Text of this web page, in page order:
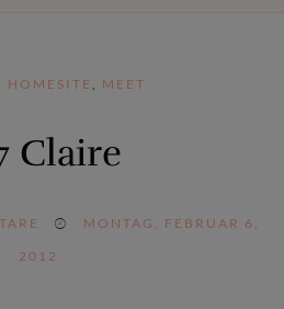
HOMESITE , MEET
Claire
MONTAG, FEBRUAR 6,
2012